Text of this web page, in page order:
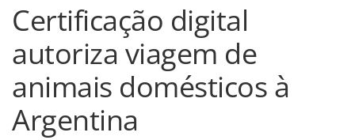
Certificação digital
autoriza viagem de
animais domésticos à
Argentina